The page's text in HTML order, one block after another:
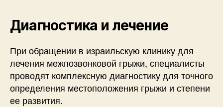
Диагностика и лечение
При обращении в израильскую клинику для
лечения межпозвонковой грыжи, специалисты
проводят комплексную диагностику для точного
определения местоположения грыжи и степени
ее развития.